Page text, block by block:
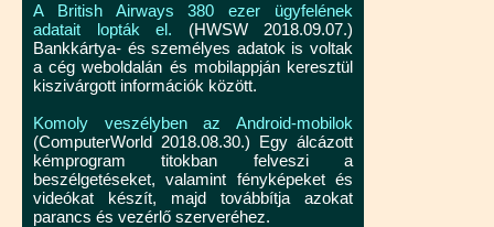
A British Airways 380 ezer ügyfelének
adatait lopták el. (HWSW 2018.09.07.)
Bankkártya- és személyes adatok is voltak
a cég weboldalán és mobilappján keresztül
kiszivárgott információk között.
Komoly veszélyben az Android-mobilok
(ComputerWorld 2018.08.30.) Egy álcázott
kémprogram titokban felveszi a
beszélgetéseket, valamint fényképeket és
videókat készít, majd továbbítja azokat
parancs és vezérlő szerveréhez.